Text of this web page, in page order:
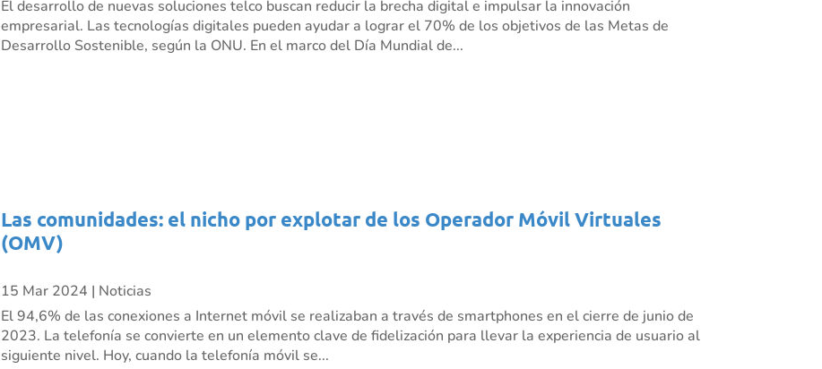
El desarrollo de nuevas soluciones telco buscan reducir la brecha digital e impulsar la innovación
empresarial. Las tecnologías digitales pueden ayudar a lograr el 70% de los objetivos de las Metas de
Desarrollo Sostenible, según la ONU. En el marco del Día Mundial de...
Las comunidades: el nicho por explotar de los Operador Móvil Virtuales
(OMV)
15 Mar 2024 | Noticias
El 94,6% de las conexiones a Internet móvil se realizaban a través de smartphones en el cierre de junio de
2023. La telefonía se convierte en un elemento clave de fidelización para llevar la experiencia de usuario al
siguiente nivel. Hoy, cuando la telefonía móvil se...